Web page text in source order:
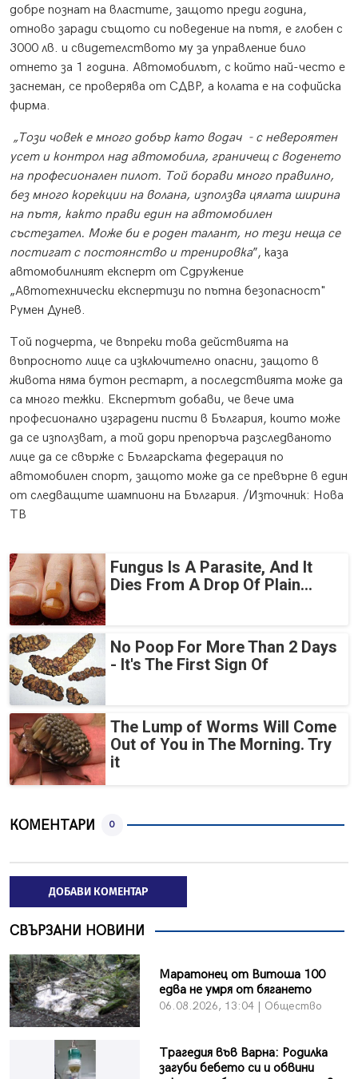
добре познат на властите, защото преди година,
отново заради същото си поведение на пътя, е глобен с
3000 лв. и свидетелството му за управление било
отнето за 1 година. Автомобилът, с който най-често е
заснеман, се проверява от СДВР, а колата е на софийска
фирма.
„Този човек е много добър като водач - с невероятен
усет и контрол над автомобила, граничещ с воденето
на професионален пилот. Той борави много правилно,
без много корекции на волана, използва цялата ширина
на пътя, както прави един на автомобилен
състезател. Може би е роден талант, но тези неща се
постигат с постоянство и тренировка”, каза
автомобилният експерт от Сдружение
„Автотехнически експертизи по пътна безопасност"
Румен Дунев.
Той подчерта, че въпреки това действията на
въпросното лице са изключително опасни, защото в
живота няма бутон рестарт, а последствията може да
са много тежки. Експертът добави, че вече има
професионално изградени писти в България, които може
да се използват, а той дори препоръча разследваното
лице да се свърже с Българската федерация по
автомобилен спорт, защото може да се превърне в един
от следващите шампиони на България. /Източник: Нова
ТВ
Fungus Is A Parasite, And It
Dies From A Drop Of Plain...
No Poop For More Than 2 Days
- It's The First Sign Of
The Lump of Worms Will Come
Out of You in The Morning. Try
it
КОМЕНТАРИ 0
ДОБАВИ КОМЕНТАР
СВЪРЗАНИ НОВИНИ
Маратонец от Витоша 100
едва не умря от бягането
06.08.2026, 13:04 | Общество
Трагедия във Варна: Родилка
загуби бебето си и обвини